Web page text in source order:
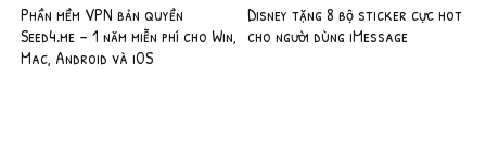
Phần mềm VPN bản quyền
Seed4.me – 1 năm miễn phí cho Win,
Mac, Android và iOS
Disney tặng 8 bộ sticker cực hot
cho người dùng iMessage